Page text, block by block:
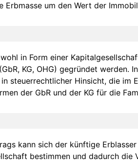
Erbmasse um den Wert der
in Form einer
KG, OHG) gegründet werden.
steuerrechtlicher Hinsicht, die im
der GbR und der KG für die
kann sich der künftige
bestimmen und dadurch die